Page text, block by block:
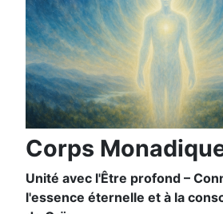
Corps
Unité avec l'Être profond –
l'essence éternelle et à la